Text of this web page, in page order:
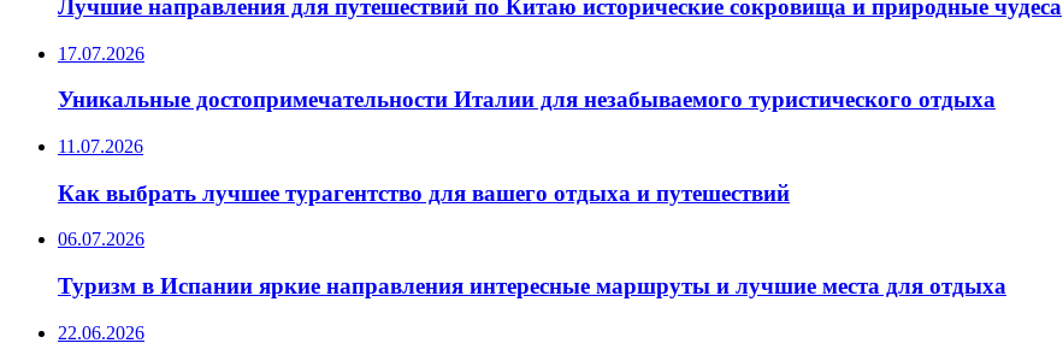
Лучшие направления для путешествий по Китаю исторические сокровища и природные чудеса
17.07.2026
Уникальные достопримечательности Италии для незабываемого туристического отдыха
11.07.2026
Как выбрать лучшее турагентство для вашего отдыха и путешествий
06.07.2026
Туризм в Испании яркие направления интересные маршруты и лучшие места для отдыха
22.06.2026